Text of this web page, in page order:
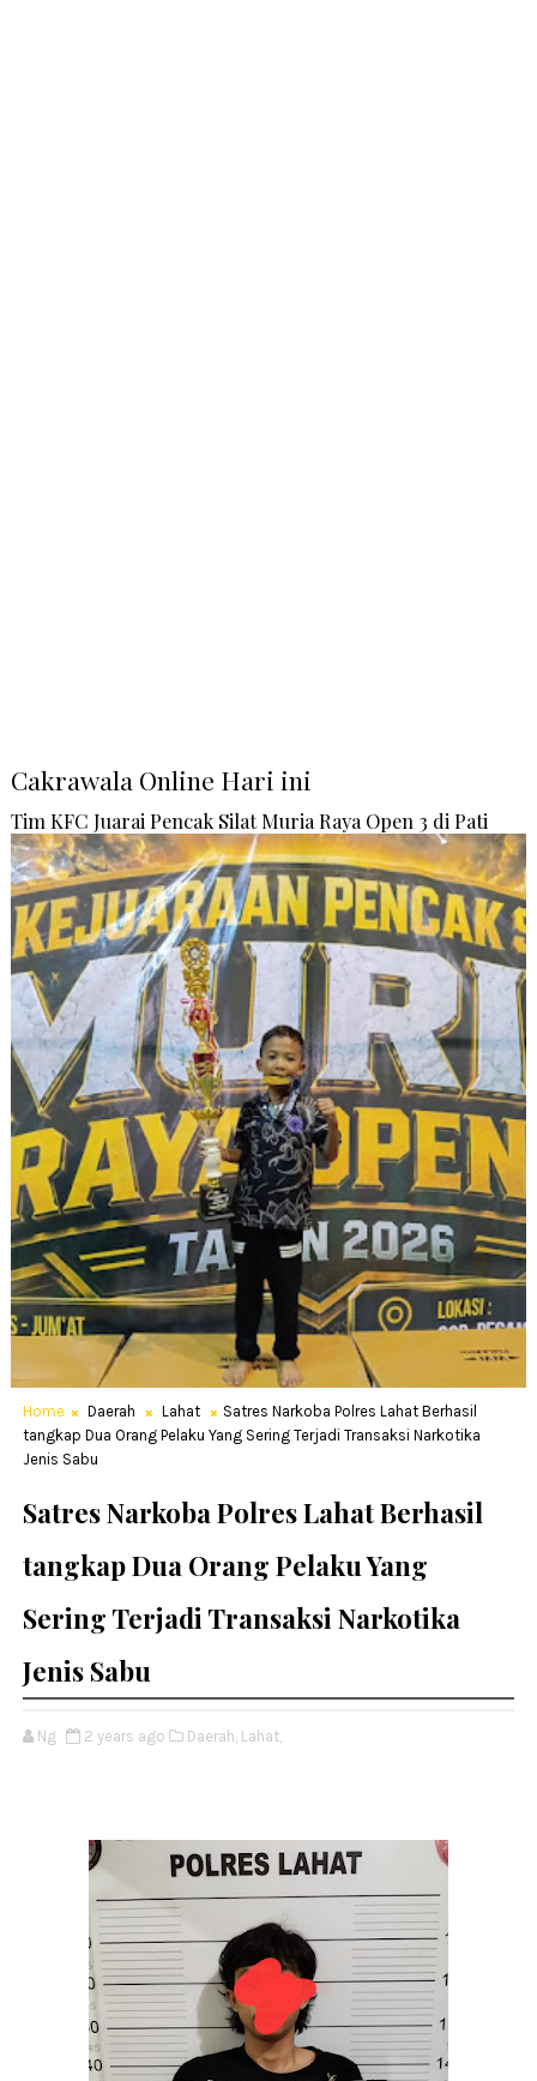
Cakrawala Online Hari ini
Tim KFC Juarai Pencak Silat Muria Raya Open 3 di Pati
Home Daerah Lahat
Satres Narkoba Polres Lahat Berhasil
tangkap Dua Orang Pelaku Yang Sering Terjadi Transaksi Narkotika
Jenis Sabu
Satres Narkoba Polres Lahat Berhasil
tangkap Dua Orang Pelaku Yang
Sering Terjadi Transaksi Narkotika
Jenis Sabu
Ng 2 years ago Daerah, Lahat,